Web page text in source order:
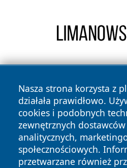
Nasza strona korzysta z
działała prawidłowo.
cookies i podobnych
zewnętrznych
analitycznych,
społecznościowych.
przetwarzane również
Copyright © 2026 faktyrzeszow.pl
zastrzeżone.